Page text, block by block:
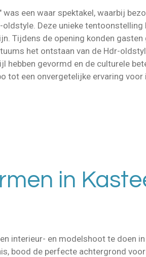
was een waar spektakel, waarbij
Deze unieke
Tijdens de opening konden
het ontstaan van de Hdr-
hebben gevormd en de culturele
tot een onvergetelijke ervaring voor
in
interieur- en modelshoot te doen
bood de perfecte achtergrond